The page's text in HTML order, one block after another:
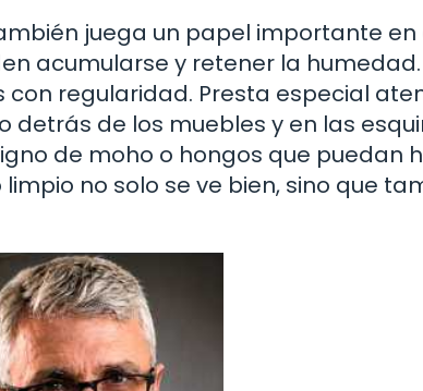
juega un papel importante en
acumularse y retener la
regularidad. Presta especial
de los muebles y en las
de moho o hongos que puedan
no solo se ve bien, sino que